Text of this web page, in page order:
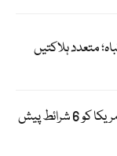
آبنائے ہرمز کھولنے کیلئے ایران نے امریکا کو 6 شرائط پیش